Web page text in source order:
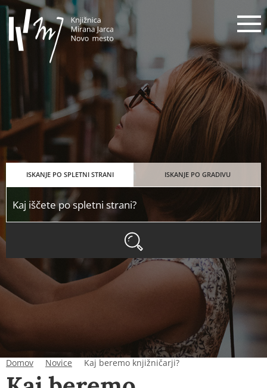
Knjižnica Mirana Jarca Novo
ISKANJE PO SPLETNI STRANI ISKANJE PO GRADIVU
ISKANJE
Domov Novice Kaj beremo knjižničarji?